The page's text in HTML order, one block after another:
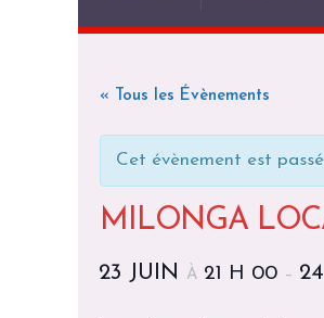
« Tous les Évènements
Cet évènement est passé
MILONGA
23 JUIN À 21 H 00 –